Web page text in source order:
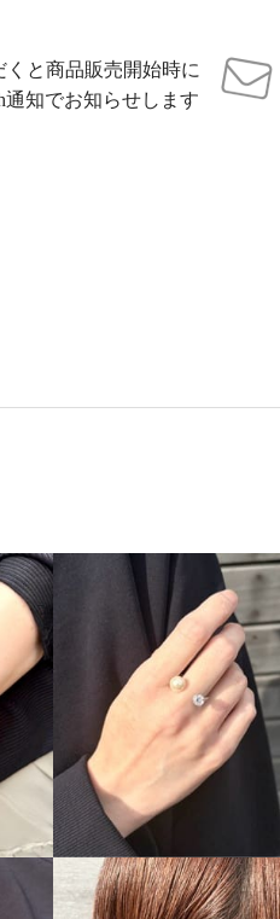
くと商品販売開始時に
通知でお知らせします